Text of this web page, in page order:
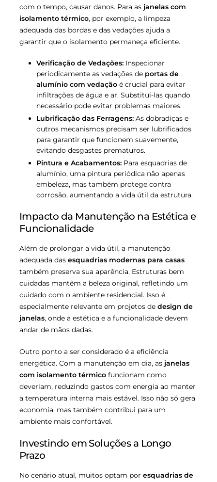
com o tempo, causar danos. Para as janelas com
isolamento térmico, por exemplo, a limpeza
adequada das bordas e das vedações ajuda a
garantir que o isolamento permaneça eficiente.
Verificação de Vedações: Inspecionar
periodicamente as vedações de portas de
alumínio com vedação é crucial para evitar
infiltrações de água e ar. Substituí-las quando
necessário pode evitar problemas maiores.
Lubrificação das Ferragens: As dobradiças e
outros mecanismos precisam ser lubrificados
para garantir que funcionem suavemente,
evitando desgastes prematuros.
Pintura e Acabamentos: Para esquadrias de
alumínio, uma pintura periódica não apenas
embeleza, mas também protege contra
corrosão, aumentando a vida útil da estrutura.
Impacto da Manutenção na Estética e
Funcionalidade
Além de prolongar a vida útil, a manutenção
adequada das esquadrias modernas para casas
também preserva sua aparência. Estruturas bem
cuidadas mantêm a beleza original, refletindo um
cuidado com o ambiente residencial. Isso é
especialmente relevante em projetos de design de
janelas, onde a estética e a funcionalidade devem
andar de mãos dadas.
Outro ponto a ser considerado é a eficiência
energética. Com a manutenção em dia, as janelas
com isolamento térmico funcionam como
deveriam, reduzindo gastos com energia ao manter
a temperatura interna mais estável. Isso não só gera
economia, mas também contribui para um
ambiente mais confortável.
Investindo em Soluções a Longo
Prazo
No cenário atual, muitos optam por esquadrias de